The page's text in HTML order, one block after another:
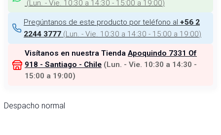
(Lun. - Vie. 10:30 a 14:30 - 15:00 a 19:00)
Pregúntanos de este producto por teléfono al +56 2
2244 3777 (Lun. - Vie. 10:30 a 14:30 - 15:00 a 19:00)
Visítanos en nuestra Tienda Apoquindo 7331 Of
918 - Santiago - Chile (Lun. - Vie. 10:30 a 14:30 -
15:00 a 19:00)
Despacho normal